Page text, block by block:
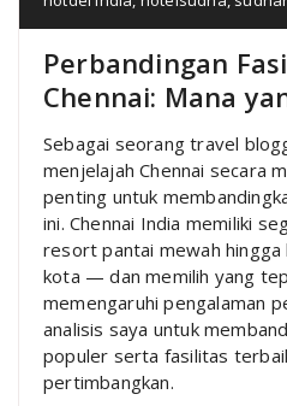
Perbandingan
Chennai: Mana
Sebagai seorang travel
menjelajah Chennai secara
penting untuk
ini. Chennai India memiliki
resort pantai mewah
kota — dan memilih yang
memengaruhi pengalaman
analisis saya untuk
populer serta fasilitas
pertimbangkan.